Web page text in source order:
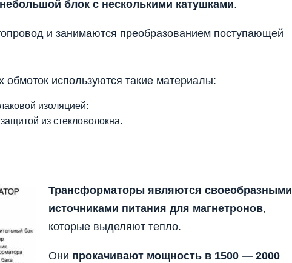
небольшой блок с несколькими катушками.
и занимаются преобразованием поступающей
обмоток используются такие материалы:
изоляцией:
из стекловолокна.
Трансформаторы являются своеобразными
источниками питания для магнетронов,
которые выделяют тепло.
Они прокачивают мощность в 1500 — 2000